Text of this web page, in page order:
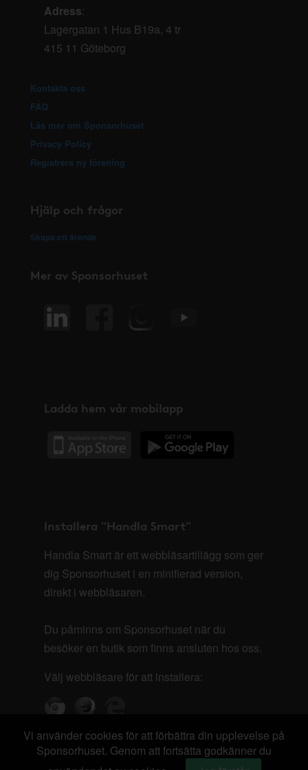
Adress:
Lagergatan 1 Hus B19a, 4 tr
415 11 Göteborg
Kontakta oss
FAQ
Läs mer om Sponsorhuset
Privacy Policy
Registrera ny förening
Hjälp och frågor
Skapa ett ärende
Mer av Sponsorhuset
Ladda hem vår mobilapp
Installera "Handla Smart"
Handla Smart är ett webbläsartillägg som ger
dig Sponsorhuset i en minifierad version,
direkt i webbläsaren.
Du påminns om Sponsorhuset när du
besöker en butik som finns ansluten hos oss.
Välj webbläsare för att installera:
Vi använder cookies för att förbättra din upplevelse på
Sponsorhuset. Genom att fortsätta godkänner du